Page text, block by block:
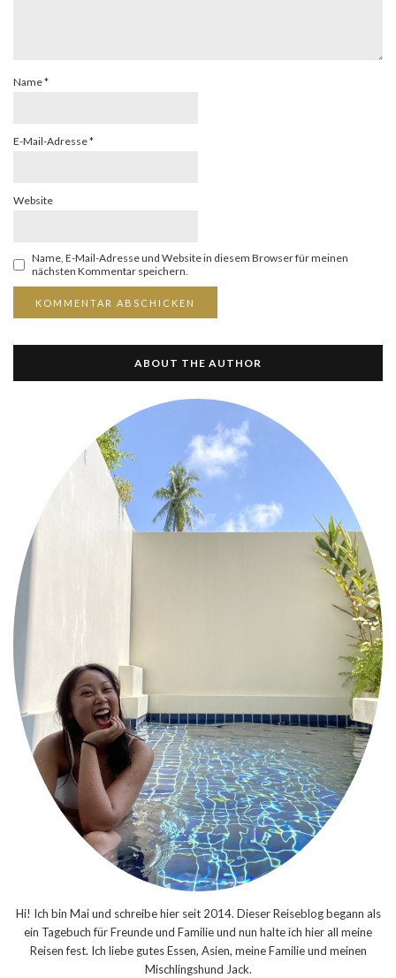
Name*
E-Mail-Adresse*
Website
Name, E-Mail-Adresse und Website in diesem Browser für meinen
nächsten Kommentar speichern.
ABOUT THE AUTHOR
Hi! Ich bin Mai und schreibe hier seit 2014. Dieser Reiseblog begann als
ein Tagebuch für Freunde und Familie und nun halte ich hier all meine
Reisen fest. Ich liebe gutes Essen, Asien, meine Familie und meinen
Mischlingshund Jack.